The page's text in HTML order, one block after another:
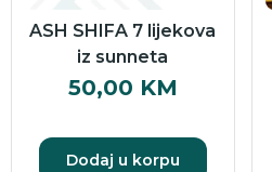
ASH SHIFA 7 lijekova
iz sunneta
50,00 KM
Dodaj u korpu